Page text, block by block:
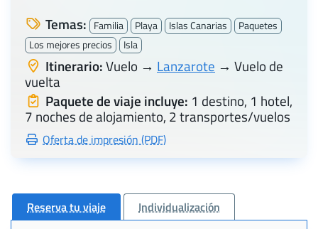
Temas: Familia Playa Islas Canarias
Paquetes
Los mejores precios
Isla
Itinerario:Vuelo → Lanzarote → Vuelo de
vuelta
Paquete de viaje incluye: 1 destino, 1 hotel,
7 noches de alojamiento, 2 transportes/vuelos
Oferta de impresión (PDF)
Reserva tu viaje Individualización